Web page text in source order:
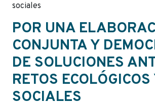
sociales
POR UNA
CONJUNTA Y
DE SOLUCIONES
RETOS ECOLÓGICOS
SOCIALES